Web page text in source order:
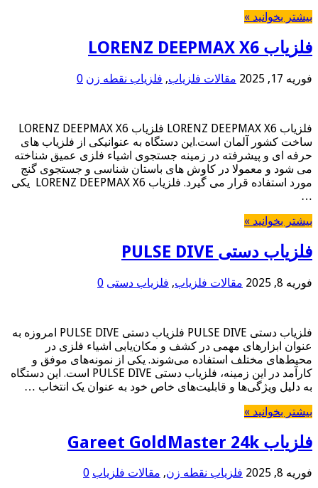
بیشتر بخوانید »
فلزیاب LORENZ DEEPMAX X6
فوریه 17, 2025 مقالات فلزیاب, فلزیاب نقطه زن 0
فلزیاب LORENZ DEEPMAX X6 فلزیاب LORENZ DEEPMAX X6
ساخت کشور آلمان است.این دستگاه به عنوانیکی از فلزیاب های
حرفه ای و پیشرفته در زمینه جستجوی اشیاء فلزی عمیق شناخته
می شود و معمولا در کاوش های باستان شناسی و جستجوی گنج
مورد استفاده قرار می گیرد. فلزیاب LORENZ DEEPMAX X6 یکی
…
بیشتر بخوانید »
فلزیاب دستی PULSE DIVE
فوریه 8, 2025 مقالات فلزیاب, فلزیاب دستی 0
فلزیاب دستی PULSE DIVE فلزیاب دستی PULSE DIVE امروزه به
عنوان ابزارهای مهمی در کشف و مکان‌یابی اشیاء فلزی در
محیط‌های مختلف استفاده می‌شوند. یکی از نمونه‌های موفق و
کارآمد در این زمینه، فلزیاب دستی PULSE DIVE است. این دستگاه
به دلیل ویژگی‌ها و قابلیت‌های خاص خود به عنوان یک انتخاب …
بیشتر بخوانید »
فلزیاب Gareet GoldMaster 24k
فوریه 8, 2025 فلزیاب نقطه زن, مقالات فلزیاب 0